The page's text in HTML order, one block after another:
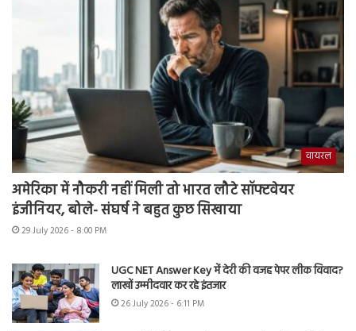
वायरल
अमेरिका में नौकरी नहीं मिली तो भारत लौटे सॉफ्टवेयर
इंजीनियर, बोले- संघर्ष ने बहुत कुछ सिखाया
29 July 2026 - 8:00 PM
UGC NET Answer Key में देरी की वजह पेपर लीक विवाद?
लाखों उम्मीदवार कर रहे इंतजार
26 July 2026 - 6:11 PM